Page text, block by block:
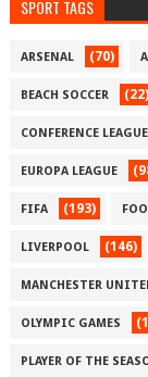
SPORT TAGS
ARSENAL (70)
BEACH SOCCER (22)
CONFERENCE LEAGUE
EUROPA LEAGUE
FIFA (193)
LIVERPOOL (146)
MANCHESTER
OLYMPIC GAMES
PLAYER OF THE